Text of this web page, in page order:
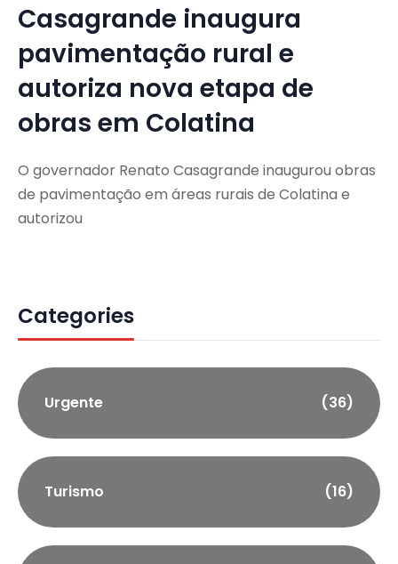
Casagrande inaugura
pavimentação rural e
autoriza nova etapa de
obras em Colatina
O governador Renato Casagrande inaugurou obras
de pavimentação em áreas rurais de Colatina e
autorizou
Categories
Urgente (36)
Turismo (16)